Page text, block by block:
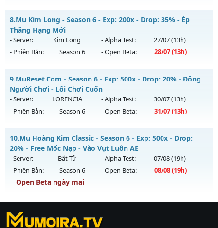
Thể loại: Mu Nguyên bản Webzen
Antihack: XShield
MU HỎA LONG 6.9 - 🌍 Website: https://muhoalong.pro
Mu mới ra tháng 08 2026 - Mở máy chủ
https://facebook.com/muhoalongvào 15h ngày
03/08/2626
Kiểu reset: Non Reset
Thể loại: Mu Nguyên bản Webzen
Antihack: XShield
8.Mu Kim Long - Season 6 - Exp: 200x - Drop: 35% - Ép
Thăng Hạng Mới
- Server: Kim Long - Alpha Test: 27/07(13h)
- Phiên Bản:
Season 6 - Open Beta: 28/07(13h)
Mu mới ra tháng 07 2026 - Mở máy chủ
ngày 28/07/2626
Exp: 200x - Drop: 35%
Thể loại: Mu Custom thêm đồ mới
Antihack: CheatGuard
9.MuReset.Com - Season 6 - Exp: 500x - Drop: 20% - Đông
Người Chơi - Lối Chơi Cuốn
- Server: LORENCIA - Alpha Test: 30/07(13h)
- Phiên Bản:
Season 6 - Open Beta: 31/07(13h)
MuReset.Com - Đông Người Chơi - Lối Chơi Cuốn
Mu mới ra tháng 07 2026 - Mở máy chủ
ngày 31/07/2626
Exp: 500x - Drop: 20%
Kiểu reset: Reset In Game
Thể loại: Mu Nguyên bản Webzen
Antihack: Anti Vip
10.Mu Hoàng Kim Classic - Season 6 - Exp: 500x - Drop:
20% - Free Mốc Nạp - Vào Vụt Luôn AE
- Server: Bất Tử - Alpha Test: 07/08(19h)
- Phiên Bản:
Season 6 - Open Beta: 08/08(19h)
Open Beta ngày mai
Mu Hoàng Kim Classic - Free Mốc Nạp - Vào Vụt Luôn AE
Mu mới ra tháng 08 2026 - Mở máy chủ
https://ktdb.net/ |789club